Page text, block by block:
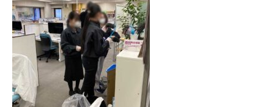
BUSINESS
RECRUITMENT